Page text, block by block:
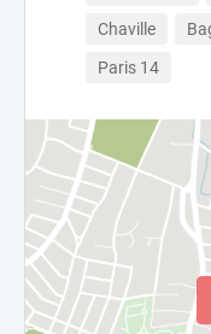
Chaville
Paris 14